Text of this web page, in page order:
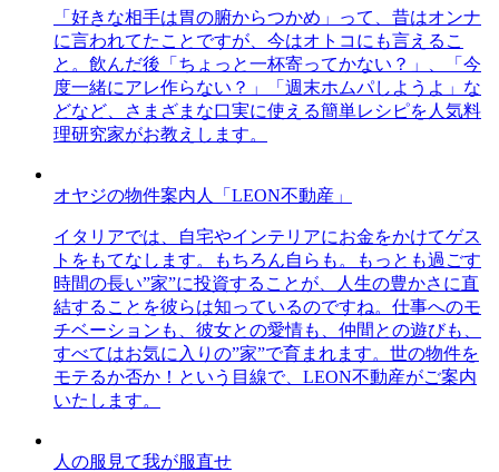
「好きな相手は胃の腑からつかめ」って、昔はオンナ
に言われてたことですが、今はオトコにも言えるこ
と。飲んだ後「ちょっと一杯寄ってかない？」、「今
度一緒にアレ作らない？」「週末ホムパしようよ」な
どなど、さまざまな口実に使える簡単レシピを人気料
理研究家がお教えします。
オヤジの物件案内人「LEON不動産」
イタリアでは、自宅やインテリアにお金をかけてゲス
トをもてなします。もちろん自らも。もっとも過ごす
時間の長い”家”に投資することが、人生の豊かさに直
結することを彼らは知っているのですね。仕事へのモ
チベーションも、彼女との愛情も、仲間との遊びも、
すべてはお気に入りの”家”で育まれます。世の物件を
モテるか否か！という目線で、LEON不動産がご案内
いたします。
人の服見て我が服直せ